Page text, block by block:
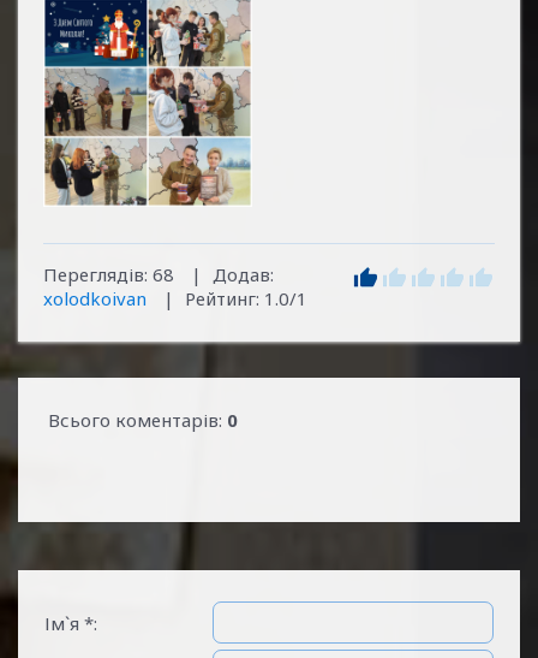
Переглядів: 68 | Додав:
xolodkoivan
| Рейтинг: 1.0/1
Всього коментарів: 0
Ім`я *: